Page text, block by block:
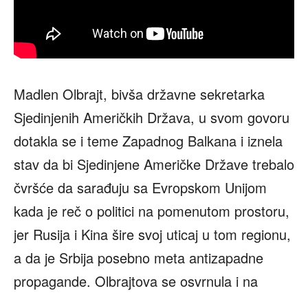
Madlen Olbrajt, bivša državne sekretarka
Sjedinjenih Američkih Država, u svom govoru
dotakla se i teme Zapadnog Balkana i iznela
stav da bi Sjedinjene Američke Države trebalo
čvršće da sarađuju sa Evropskom Unijom
kada je reč o politici na pomenutom prostoru,
jer Rusija i Kina šire svoj uticaj u tom regionu,
a da je Srbija posebno meta antizapadne
propagande. Olbrajtova se osvrnula i na